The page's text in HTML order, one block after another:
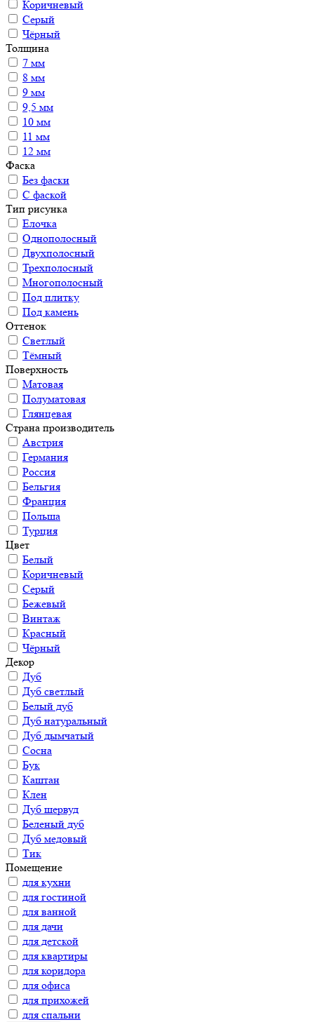
Коричневый
Серый
Чёрный
Толщина
7 мм
8 мм
9 мм
9,5 мм
10 мм
11 мм
12 мм
Фаска
Без фаски
С фаской
Тип рисунка
Елочка
Однополосный
Двухполосный
Трехполосный
Многополосный
Под плитку
Под камень
Оттенок
Светлый
Тёмный
Поверхность
Матовая
Полуматовая
Глянцевая
Страна производитель
Австрия
Германия
Россия
Бельгия
Франция
Польша
Турция
Цвет
Белый
Коричневый
Серый
Бежевый
Винтаж
Красный
Чёрный
Декор
Дуб
Дуб светлый
Белый дуб
Дуб натуральный
Дуб дымчатый
Сосна
Бук
Каштан
Клен
Дуб шервуд
Беленый дуб
Дуб медовый
Тик
Помещение
для кухни
для гостиной
для ванной
для дачи
для детской
для квартиры
для коридора
для офиса
для прихожей
для спальни